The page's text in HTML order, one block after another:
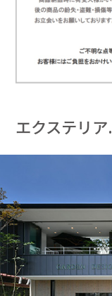
エクステリ